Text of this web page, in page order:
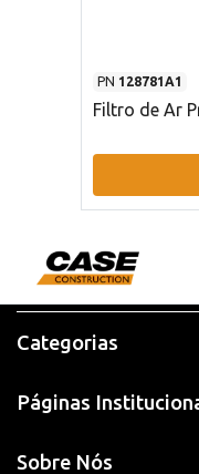
PN 128781A1
Filtro de Ar
Categorias
Páginas
Sobre Nós